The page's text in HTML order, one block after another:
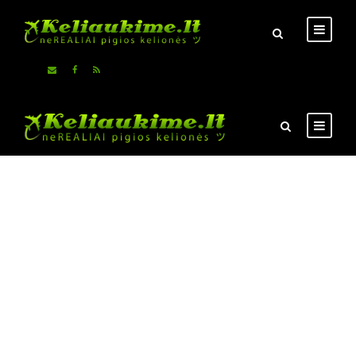
Pigiausi skrydžiai ir viešbučiai, auto nuoma
Savarankiškų kelionių
idėjos
Naudingi patarimai keliautojams Čia - NE kelionių agentūra !!